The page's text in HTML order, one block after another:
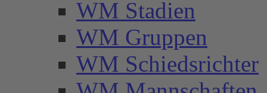
WM Stadien
WM Gruppen
WM Schiedsrichter